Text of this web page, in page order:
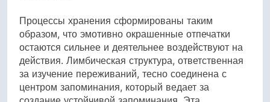
Процессы хранения сформированы таким
образом, что эмотивно окрашенные отпечатки
остаются сильнее и деятельнее воздействуют на
действия. Лимбическая структура, ответственная
за изучение переживаний, тесно соединена с
центром запоминания, который ведает за